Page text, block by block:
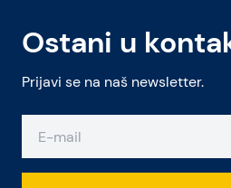
Ostani u
Prijavi se na naš newsletter.